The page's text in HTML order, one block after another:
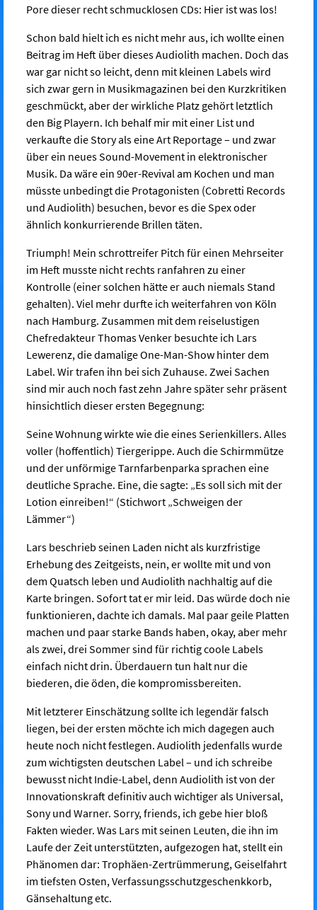
Pore dieser recht schmucklosen CDs: Hier ist was los!
Schon bald hielt ich es nicht mehr aus, ich wollte einen
Beitrag im Heft über dieses Audiolith machen. Doch das
war gar nicht so leicht, denn mit kleinen Labels wird
sich zwar gern in Musikmagazinen bei den Kurzkritiken
geschmückt, aber der wirkliche Platz gehört letztlich
den Big Playern. Ich behalf mir mit einer List und
verkaufte die Story als eine Art Reportage – und zwar
über ein neues Sound-Movement in elektronischer
Musik. Da wäre ein 90er-Revival am Kochen und man
müsste unbedingt die Protagonisten (Cobretti Records
und Audiolith) besuchen, bevor es die Spex oder
ähnlich konkurrierende Brillen täten.
Triumph! Mein schrottreifer Pitch für einen Mehrseiter
im Heft musste nicht rechts ranfahren zu einer
Kontrolle (einer solchen hätte er auch niemals Stand
gehalten). Viel mehr durfte ich weiterfahren von Köln
nach Hamburg. Zusammen mit dem reiselustigen
Chefredakteur Thomas Venker besuchte ich Lars
Lewerenz, die damalige One-Man-Show hinter dem
Label. Wir trafen ihn bei sich Zuhause. Zwei Sachen
sind mir auch noch fast zehn Jahre später sehr präsent
hinsichtlich dieser ersten Begegnung:
Seine Wohnung wirkte wie die eines Serienkillers. Alles
voller (hoffentlich) Tiergerippe. Auch die Schirmmütze
und der unförmige Tarnfarbenparka sprachen eine
deutliche Sprache. Eine, die sagte: „Es soll sich mit der
Lotion einreiben!“ (Stichwort „Schweigen der
Lämmer“)
Lars beschrieb seinen Laden nicht als kurzfristige
Erhebung des Zeitgeists, nein, er wollte mit und von
dem Quatsch leben und Audiolith nachhaltig auf die
Karte bringen. Sofort tat er mir leid. Das würde doch nie
funktionieren, dachte ich damals. Mal paar geile Platten
machen und paar starke Bands haben, okay, aber mehr
als zwei, drei Sommer sind für richtig coole Labels
einfach nicht drin. Überdauern tun halt nur die
biederen, die öden, die kompromissbereiten.
Mit letzterer Einschätzung sollte ich legendär falsch
liegen, bei der ersten möchte ich mich dagegen auch
heute noch nicht festlegen. Audiolith jedenfalls wurde
zum wichtigsten deutschen Label – und ich schreibe
bewusst nicht Indie-Label, denn Audiolith ist von der
Innovationskraft definitiv auch wichtiger als Universal,
Sony und Warner. Sorry, friends, ich gebe hier bloß
Fakten wieder. Was Lars mit seinen Leuten, die ihn im
Laufe der Zeit unterstützten, aufgezogen hat, stellt ein
Phänomen dar: Trophäen-Zertrümmerung, Geiselfahrt
im tiefsten Osten, Verfassungsschutzgeschenkkorb,
Gänsehaltung etc.